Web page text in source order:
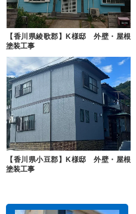
【香川県綾歌郡】K様邸 外壁・屋根
塗装工事
【香川県小豆郡】K様邸 外壁・屋根
塗装工事